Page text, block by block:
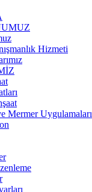
Hizmeti
Mermer Uygulamaları